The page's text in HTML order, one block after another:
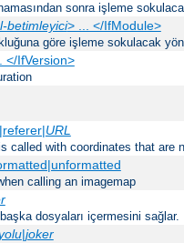
sonra işleme
betimleyici> ... </IfModule>
göre işleme sokulacak
</IfVersion>
URL
called with coordinates that are
calling an imagemap
dosyaları içermesini sağlar.
|joker